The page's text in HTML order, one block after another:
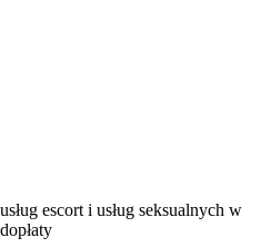
escort i usług seksualnych w